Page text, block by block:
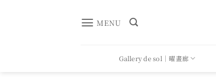
MENU
Gallery de sol｜曜畫廊